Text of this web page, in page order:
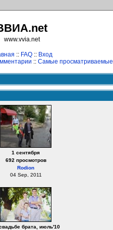
www.vvia.net
:: FAQ :: Вход
:: Самые просматриваемые
1 сентября
692 просмотров
Rodion
04 Sep, 2011
брата, июль'10